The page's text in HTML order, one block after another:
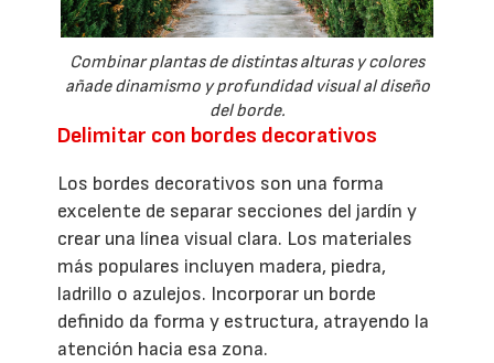
Combinar plantas de distintas alturas y colores
añade dinamismo y profundidad visual al diseño
del borde.
Delimitar con bordes decorativos
Los bordes decorativos son una forma
excelente de separar secciones del jardín y
crear una línea visual clara. Los materiales
más populares incluyen madera, piedra,
ladrillo o azulejos. Incorporar un borde
definido da forma y estructura, atrayendo la
atención hacia esa zona.